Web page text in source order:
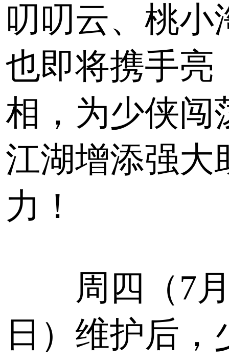
叨叨云、桃小
也即将携手亮
相，为少侠闯
江湖增添强大
力！
周四（7月
日）维护后，